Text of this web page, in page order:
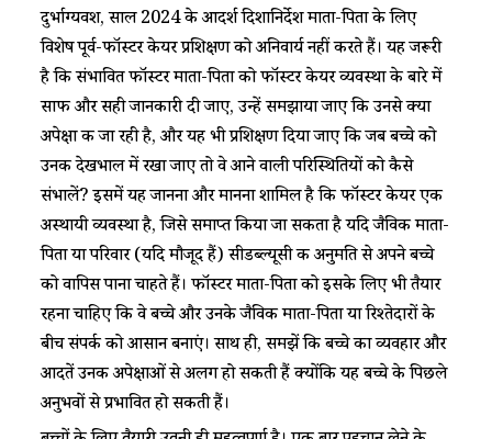
दुर्भाग्यवश, साल 2024 के आदर्श दिशानिर्देश माता-पिता के लिए
विशेष पूर्व-फॉस्टर केयर प्रशिक्षण को अनिवार्य नहीं करते हैं। यह जरूरी
है कि संभावित फॉस्टर माता-पिता को फॉस्टर केयर व्यवस्था के बारे में
साफ और सही जानकारी दी जाए, उन्हें समझाया जाए कि उनसे क्या
अपेक्षा की जा रही है, और यह भी प्रशिक्षण दिया जाए कि जब बच्चे को
उनकी देखभाल में रखा जाए तो वे आने वाली परिस्थितियों को कैसे
संभालें? इसमें यह जानना और मानना शामिल है कि फॉस्टर केयर एक
अस्थायी व्यवस्था है, जिसे समाप्त किया जा सकता है यदि जैविक माता-
पिता या परिवार (यदि मौजूद हैं) सीडब्ल्यूसी की अनुमति से अपने बच्चे
को वापिस पाना चाहते हैं। फॉस्टर माता-पिता को इसके लिए भी तैयार
रहना चाहिए कि वे बच्चे और उनके जैविक माता-पिता या रिश्तेदारों के
बीच संपर्क को आसान बनाएं। साथ ही, समझें कि बच्चे का व्यवहार और
आदतें उनकी अपेक्षाओं से अलग हो सकती हैं क्योंकि यह बच्चे के पिछले
अनुभवों से प्रभावित हो सकती हैं।